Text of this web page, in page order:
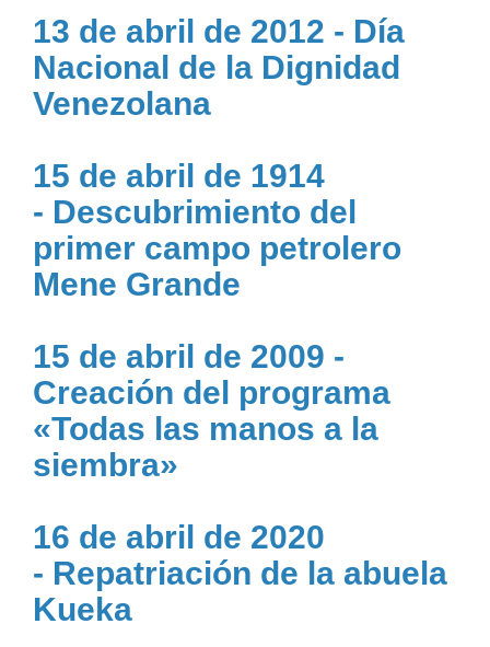
13 de abril de 2012 - Día
Nacional de la Dignidad
Venezolana
15 de abril de 1914
- Descubrimiento del
primer campo petrolero
Mene Grande
15 de abril de 2009 -
Creación del programa
«Todas las manos a la
siembra»
16 de abril de 2020
- Repatriación de la abuela
Kueka